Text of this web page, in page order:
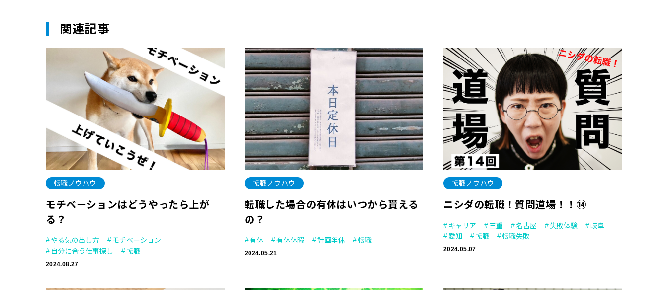
関連記事
転職ノウハウ
モチベーションはどうやったら上が
る？
やる気の出し方
モチベーション
自分に合う仕事探し
転職
2024.08.27
転職ノウハウ
転職した場合の有休はいつから貰える
の？
有休 有休休暇 計画年休 転職
2024.05.21
転職ノウハウ
ニシダの転職！質問道場！！⑭
キャリア 三重 名古屋 失敗体験
岐阜
愛知
転職 転職失敗
2024.05.07